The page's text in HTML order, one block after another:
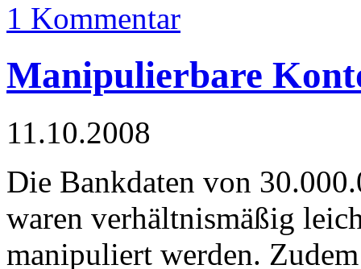
1 Kommentar
Manipulierbare
11.10.2008
Die Bankdaten von
waren verhältnismäßig
manipuliert werden.